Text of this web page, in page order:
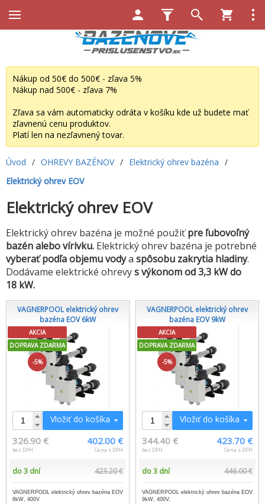
Nákup od 50€ do 500€ - zľava 5%
Nákup nad 500€ - zľava 7%
Zľava sa vám automaticky odráta v košíku kde už budete mať
zľavnenú cenu produktov.
Platí len na nezľavnený tovar.
Úvod / OHREVY BAZÉNOV / Elektrický ohrev bazéna /
Elektrický ohrev EOV
Elektrický ohrev EOV
Elektrický ohrev bazéna je možné použiťpre ľubovoľný
bazén alebo vírivku. Elektrický ohrev bazéna je potrebné
vyberať podľa objemu vodya spôsobu zakrytia hladiny.
Dodávame elektrické ohrevys výkonom od 3,3 kW do
18 kW.
VAGNERPOOL elektrický ohrev
bazéna EOV 6kW
AKCIA
DOPRAVA ZDARMA
-5%
Vložiť do košíka
326.90 €
bez DPH
402.00 €
Cena s DPH
do 3 dní 423.20 €
VAGNERPOOL elektrický ohrev bazéna EOV
6kW, 400V
VAGNERPOOL elektrický ohrev
bazéna EOV 9kW
AKCIA
DOPRAVA ZDARMA
-5%
Vložiť do košíka
344.40 €
bez DPH
423.70 €
Cena s DPH
do 3 dní 446.00 €
VAGNERPOOL elektrický ohrev bazéna EOV
9kW, 400V,